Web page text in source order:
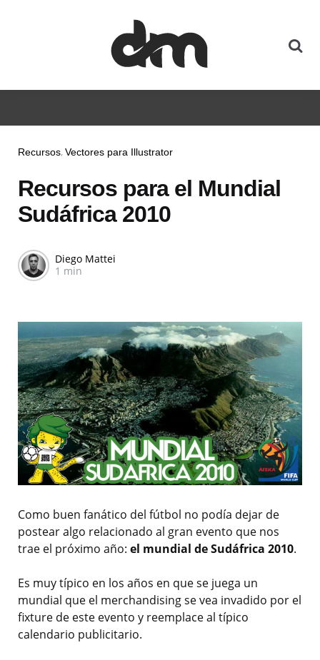
Recursos Vectores para Illustrator
Recursos para el Mundial
Sudáfrica 2010
Diego Mattei
1 min
Como buen fanático del fútbol no podía dejar de
postear algo relacionado al gran evento que nos
trae el próximo año: el mundial de Sudáfrica 2010.
Es muy típico en los años en que se juega un
mundial que el merchandising se vea invadido por el
fixture de este evento y reemplace al típico
calendario publicitario.